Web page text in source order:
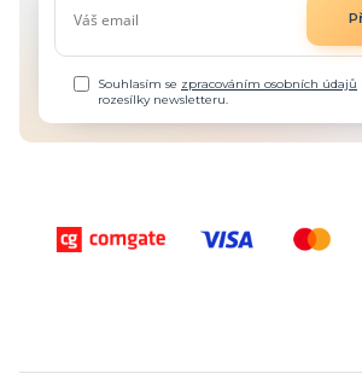
Souhlasím se zpracováním osobních údajů
rozesílky newsletteru.